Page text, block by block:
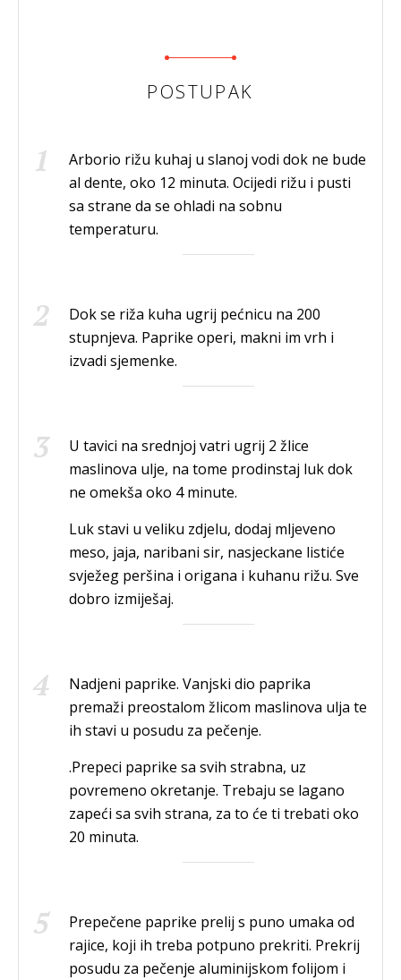
POSTUPAK
Arborio rižu kuhaj u slanoj vodi dok ne bude
al dente, oko 12 minuta. Ocijedi rižu i pusti
sa strane da se ohladi na sobnu
temperaturu.
Dok se riža kuha ugrij pećnicu na 200
stupnjeva. Paprike operi, makni im vrh i
izvadi sjemenke.
U tavici na srednjoj vatri ugrij 2 žlice
maslinova ulje, na tome prodinstaj luk dok
ne omekša oko 4 minute.
Luk stavi u veliku zdjelu, dodaj mljeveno
meso, jaja, naribani sir, nasjeckane listiće
svježeg peršina i origana i kuhanu rižu. Sve
dobro izmiješaj.
Nadjeni paprike. Vanjski dio paprika
premaži preostalom žlicom maslinova ulja te
ih stavi u posudu za pečenje.
.Prepeci paprike sa svih strabna, uz
povremeno okretanje. Trebaju se lagano
zapeći sa svih strana, za to će ti trebati oko
20 minuta.
Prepečene paprike prelij s puno umaka od
rajice, koji ih treba potpuno prekriti. Prekrij
posudu za pečenje aluminijskom folijom i